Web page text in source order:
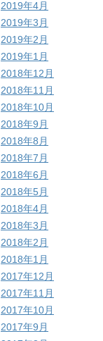
2019年4月
2019年3月
2019年2月
2019年1月
2018年12月
2018年11月
2018年10月
2018年9月
2018年8月
2018年7月
2018年6月
2018年5月
2018年4月
2018年3月
2018年2月
2018年1月
2017年12月
2017年11月
2017年10月
2017年9月